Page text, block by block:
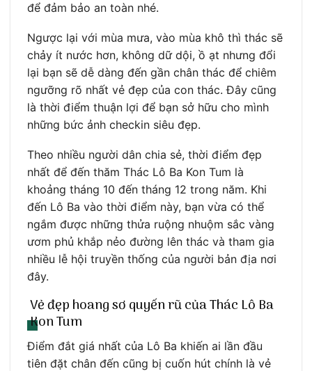
để đảm bảo an toàn nhé.
Ngược lại với mùa mưa, vào mùa khô thì thác sẽ
chảy ít nước hơn, không dữ dội, ồ ạt nhưng đổi
lại bạn sẽ dễ dàng đến gần chân thác để chiêm
ngưỡng rõ nhất vẻ đẹp của con thác. Đây cũng
là thời điểm thuận lợi để bạn sở hữu cho mình
những bức ảnh checkin siêu đẹp.
Theo nhiều người dân chia sẻ, thời điểm đẹp
nhất để đến thăm Thác Lô Ba Kon Tum là
khoảng tháng 10 đến tháng 12 trong năm. Khi
đến Lô Ba vào thời điểm này, bạn vừa có thể
ngắm được những thửa ruộng nhuộm sắc vàng
ươm phủ khắp nẻo đường lên thác và tham gia
nhiều lễ hội truyền thống của người bản địa nơi
đây.
Vẻ đẹp hoang sơ quyến rũ của Thác Lô Ba
Kon Tum
Điểm đắt giá nhất của Lô Ba khiến ai lần đầu
tiên đặt chân đến cũng bị cuốn hút chính là vẻ